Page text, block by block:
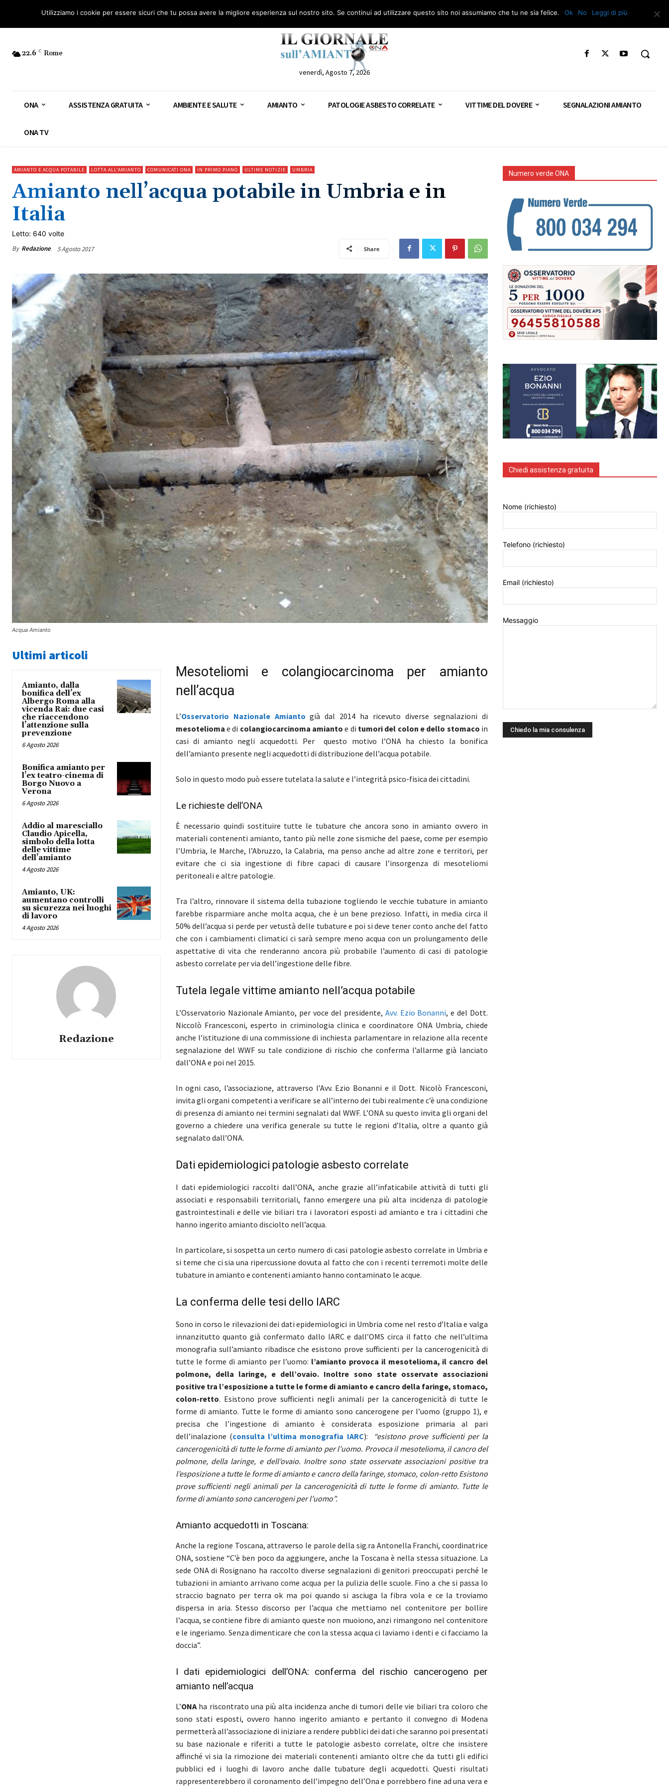
Osservatorio Nazionale Amianto: aderisci Diventa Guardia Nazionale Amianto – AGN Consulenza legale gratuita: civile, penale e lavoro Segnala – AGN Segnala – Repac
22.6 C Rome
venerdì, Agosto 7, 2026
ONA ASSISTENZA GRATUITA AMBIENTE E SALUTE AMIANTO PATOLOGIE ASBESTO CORRELATE VITTIME DEL DOVERE SEGNALAZIONI AMIANTO
ONA TV
AMIANTO E ACQUA POTABILE LOTTA ALL'AMIANTO COMUNICATI ONA IN PRIMO PIANO ULTIME NOTIZIE UMBRIA
Amianto nell’acqua potabile in Umbria e in
Italia
Letto: 640 volte
By Redazione 5 Agosto 2017 Share
Acqua Amianto
Ultimi articoli
Amianto, dalla
bonifica dell’ex
Albergo Roma alla
vicenda Rai: due casi
che riaccendono
l’attenzione sulla
prevenzione
6 Agosto 2026
Bonifica amianto per
l’ex teatro-cinema di
Borgo Nuovo a
Verona
6 Agosto 2026
Addio al maresciallo
Claudio Apicella,
simbolo della lotta
delle vittime
dell’amianto
4 Agosto 2026
Amianto, UK:
aumentano controlli
su sicurezza nei luoghi
di lavoro
4 Agosto 2026
Redazione
Mesoteliomi e colangiocarcinoma per amianto
nell’acqua
L’Osservatorio Nazionale Amianto già dal 2014 ha ricevuto diverse segnalazioni di
mesotelioma e di colangiocarcinoma amiantoe di tumori del colon e dello stomaco in
casi di amianto negli acquedotti. Per questo motivo l’ONA ha chiesto la bonifica
dell’amianto presente negli acquedotti di distribuzione dell’acqua potabile.
Solo in questo modo può essere tutelata la salute e l’integrità psico-fisica dei cittadini.
Le richieste dell’ONA
È necessario quindi sostituire tutte le tubature che ancora sono in amianto ovvero in
materiali contenenti amianto, tanto più nelle zone sismiche del paese, come per esempio
l’Umbria, le Marche, l’Abruzzo, la Calabria, ma penso anche ad altre zone e territori, per
evitare che ci sia ingestione di fibre capaci di causare l’insorgenza di mesoteliomi
peritoneali e altre patologie.
Tra l’altro, rinnovare il sistema della tubazione togliendo le vecchie tubature in amianto
farebbe risparmiare anche molta acqua, che è un bene prezioso. Infatti, in media circa il
50% dell’acqua si perde per vetustà delle tubature e poi si deve tener conto anche del fatto
che con i cambiamenti climatici ci sarà sempre meno acqua con un prolungamento delle
aspettative di vita che renderanno ancora più probabile l’aumento di casi di patologie
asbesto correlate per via dell’ingestione delle fibre.
Tutela legale vittime amianto nell’acqua potabile
L’Osservatorio Nazionale Amianto, per voce del presidente, Avv. Ezio Bonanni, e del Dott.
Niccolò Francesconi, esperto in criminologia clinica e coordinatore ONA Umbria, chiede
anche l’istituzione di una commissione di inchiesta parlamentare in relazione alla recente
segnalazione del WWF su tale condizione di rischio che conferma l’allarme già lanciato
dall’ONA e poi nel 2015.
In ogni caso, l’associazione, attraverso l’Avv. Ezio Bonanni e il Dott. Nicolò Francesconi,
invita gli organi competenti a verificare se all’interno dei tubi realmente c’è una condizione
di presenza di amianto nei termini segnalati dal WWF. L’ONA su questo invita gli organi del
governo a chiedere una verifica generale su tutte le regioni d’Italia, oltre a quanto già
segnalato dall’ONA.
Dati epidemiologici patologie asbesto correlate
I dati epidemiologici raccolti dall’ONA, anche grazie all’infaticabile attività di tutti gli
associati e responsabili territoriali, fanno emergere una più alta incidenza di patologie
gastrointestinali e delle vie biliari tra i lavoratori esposti ad amianto e tra i cittadini che
hanno ingerito amianto disciolto nell’acqua.
In particolare, si sospetta un certo numero di casi patologie asbesto correlate in Umbria e
si teme che ci sia una ripercussione dovuta al fatto che con i recenti terremoti molte delle
tubature in amianto e contenenti amianto hanno contaminato le acque.
La conferma delle tesi dello IARC
Sono in corso le rilevazioni dei dati epidemiologici in Umbria come nel resto d’Italia e valga
innanzitutto quanto già confermato dallo IARC e dall’OMS circa il fatto che nell’ultima
monografia sull’amianto ribadisce che esistono prove sufficienti per la cancerogenicità di
tutte le forme di amianto per l’uomo: l’amianto provoca il mesotelioma, il cancro del
polmone, della laringe, e dell’ovaio. Inoltre sono state osservate associazioni
positive tra l’esposizione a tutte le forme di amianto e cancro della faringe, stomaco,
colon-retto. Esistono prove sufficienti negli animali per la cancerogenicità di tutte le
forme di amianto. Tutte le forme di amianto sono cancerogene per l’uomo (gruppo 1), e
precisa che l’ingestione di amianto è considerata esposizione primaria al pari
dell’inalazione (consulta l’ultima monografia IARC):
“esistono prove sufficienti per la
cancerogenicità di tutte le forme di amianto per l’uomo. Provoca il mesotelioma, il cancro del
polmone, della laringe, e dell’ovaio. Inoltre sono state osservate associazioni positive tra
l’esposizione a tutte le forme di amianto e cancro della faringe, stomaco, colon-retto Esistono
prove sufficienti negli animali per la cancerogenicità di tutte le forme di amianto. Tutte le
forme di amianto sono cancerogeni per l’uomo”.
Amianto acquedotti in Toscana:
Anche la regione Toscana, attraverso le parole della sig.ra Antonella Franchi, coordinatrice
ONA, sostiene “C’è ben poco da aggiungere, anche la Toscana è nella stessa situazione. La
sede ONA di Rosignano ha raccolto diverse segnalazioni di genitori preoccupati perché le
tubazioni in amianto arrivano come acqua per la pulizia delle scuole. Fino a che si passa lo
straccio bagnato per terra ok ma poi quando si asciuga la fibra vola e ce la troviamo
dispersa in aria. Stesso discorso per l’acqua che mettiamo nel contenitore per bollire
l’acqua, se contiene fibre di amianto queste non muoiono, anzi rimangono nel contenitore
e le ingeriamo. Senza dimenticare che con la stessa acqua ci laviamo i denti e ci facciamo la
doccia”.
I dati epidemiologici dell’ONA: conferma del rischio cancerogeno per
amianto nell’acqua
L’ONAha riscontrato una più alta incidenza anche di tumori delle vie biliari tra coloro che
sono stati esposti, ovvero hanno ingerito amianto e pertanto il convegno di Modena
permetterà all’associazione di iniziare a rendere pubblici dei dati che saranno poi presentati
su base nazionale e riferiti a tutte le patologie asbesto correlate, oltre che insistere
affinché vi sia la rimozione dei materiali contenenti amianto oltre che da tutti gli edifici
pubblici ed i luoghi di lavoro anche dalle tubature degli acquedotti. Questi risultati
rappresenterebbero il coronamento dell’impegno dell’Ona e porrebbero fine ad una vera e
Numero verde ONA
Chiedi assistenza gratuita
Nome (richiesto)
Telefono (richiesto)
Email (richiesto)
Messaggio
Utilizziamo i cookie per essere sicuri che tu possa avere la migliore esperienza sul nostro sito. Se continui ad utilizzare questo sito noi assumiamo che tu ne sia felice. Ok No Leggi di più